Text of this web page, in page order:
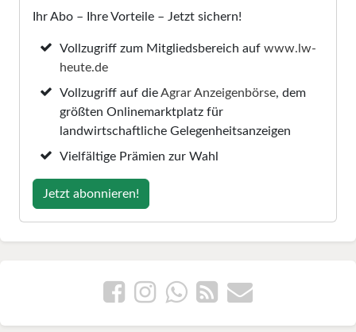
Ihr Abo – Ihre Vorteile – Jetzt sichern!
Vollzugriff zum Mitgliedsbereich aufwww.lw-
heute.de
Vollzugriff auf dieAgrar Anzeigenbörse, dem
größten Onlinemarktplatz für
landwirtschaftliche Gelegenheitsanzeigen
Vielfältige Prämien zur Wahl
Jetzt abonnieren!